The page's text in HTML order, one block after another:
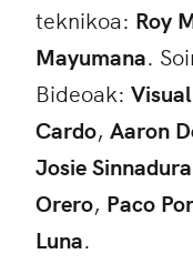
teknikoa: Roy
Mayumana .
Bideoak:
Cardo, Aaron
Josie
Orero, Paco
Luna